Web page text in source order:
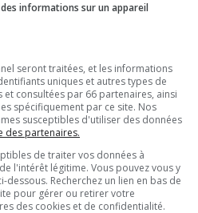
de la part de l’équipe de
00:00
informations sur un appareil
seront traitées, et les informations
uniques et autres types de
consultées par 66 partenaires, ainsi
spécifiquement par ce site. Nos
susceptibles d'utiliser des données
des partenaires.
de traiter vos données à
l'intérêt légitime. Vous pouvez vous y
Recherchez un lien en bas de
pour gérer ou retirer votre
des cookies et de confidentialité.